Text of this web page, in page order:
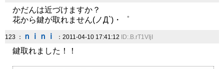
かだんは近づけますか？
花から鍵が取れません(ノД`)・゜
123 ： ｎｉｎｉ ：2011-04-10 17:41:12 ID:.B.rT1VIjI
鍵取れました！！